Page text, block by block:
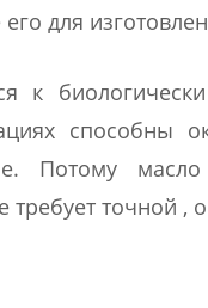
для
к
способны
Потому
точной ,